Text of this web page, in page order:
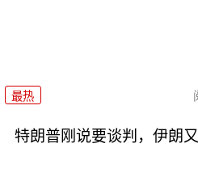
最热
特朗普刚说要谈判，伊朗